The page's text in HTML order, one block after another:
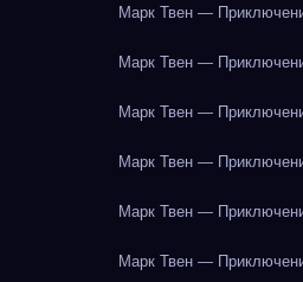
Марк Твен —
Марк Твен —
Марк Твен —
Марк Твен —
Марк Твен —
Марк Твен —